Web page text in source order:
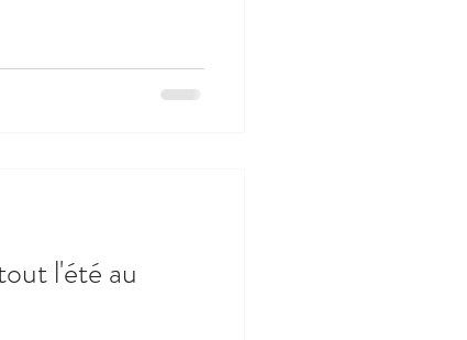
une personne,
l'été au